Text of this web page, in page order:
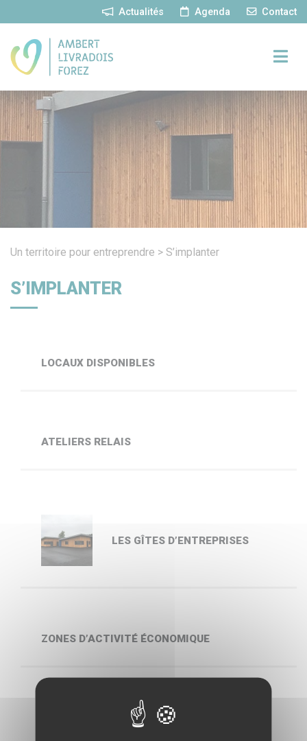
Actualités Agenda Contact
Un territoire pour entreprendre > S’implanter
S’IMPLANTER
LOCAUX DISPONIBLES
ATELIERS RELAIS
LES GÎTES D’ENTREPRISES
ZONES D’ACTIVITÉ ÉCONOMIQUE
Panneau de gestion des cookies